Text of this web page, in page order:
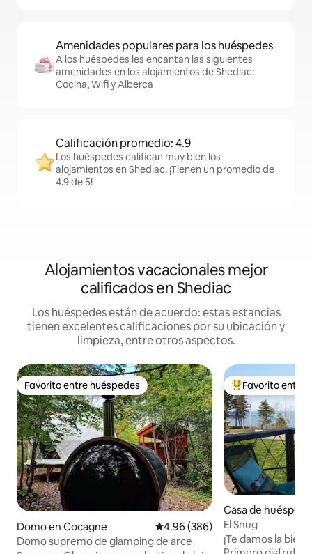
Amenidades populares para los huéspedes
A los huéspedes les encantan las siguientes
amenidades en los alojamientos de Shediac:
Cocina, Wifi y Alberca
Calificación promedio: 4.9
Los huéspedes califican muy bien los
alojamientos en Shediac. ¡Tienen un promedio de
4.9 de 5!
Alojamientos vacacionales mejor
calificados en Shediac
Los huéspedes están de acuerdo: estas estancias
tienen excelentes calificaciones por su ubicación y
limpieza, entre otros aspectos.
Favorito entre huéspedes
Favorito entre huéspedes
Domo en Cocagne Calificación promedio: 4.96 de
4.96 (386)
Domo supremo de glamping de arce
De los mejores
Favorito entre
Casa de
ston Point
El Snug
¡Te damos la